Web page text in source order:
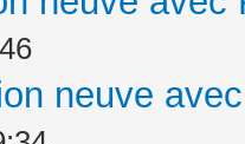
neuve